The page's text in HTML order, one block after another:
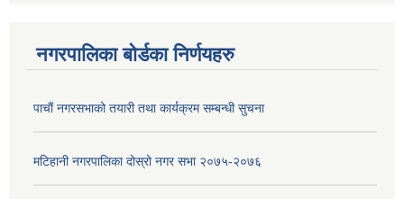
नगरपालिका बोर्डका निर्णयहरु
पाचाैं नगरसभाको तयारी तथा कार्यक्रम सम्बन्धी सुचना
मटिहानी नगरपालिका दोस्रो नगर सभा २०७५-२०७६